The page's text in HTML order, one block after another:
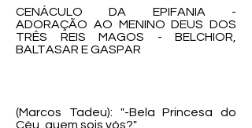
CENÁCULO DA EPIFANIA -
ADORAÇÃO AO MENINO DEUS DOS
TRÊS REIS MAGOS - BELCHIOR,
BALTASAR E GASPAR
(Marcos Tadeu): "-Bela Princesa do
Céu, quem sois vós?"